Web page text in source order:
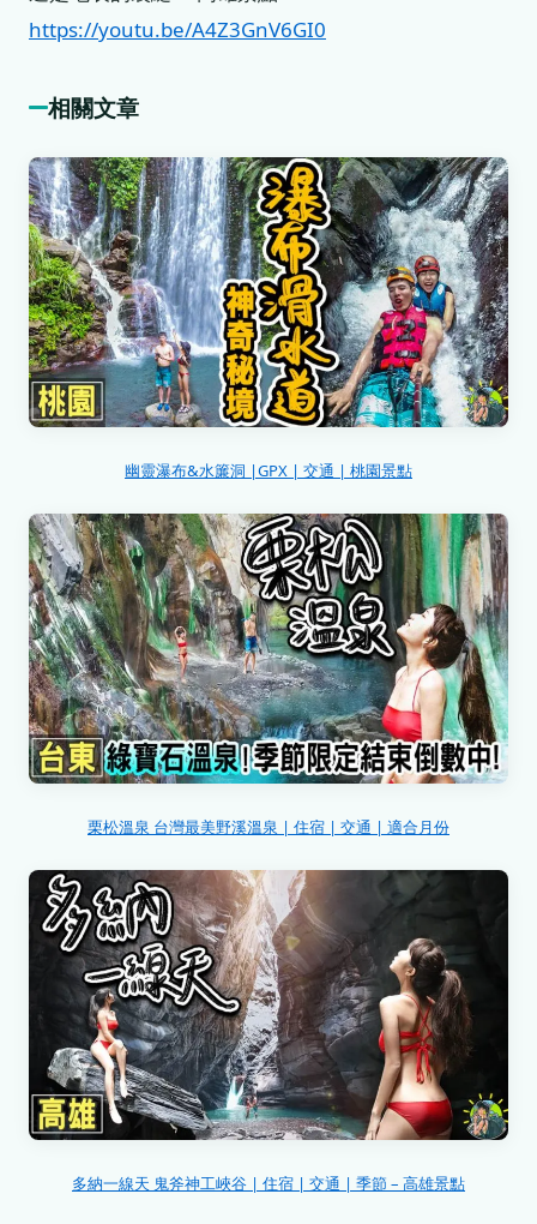
https://youtu.be/A4Z3GnV6GI0
相關文章
幽靈瀑布&水簾洞 |GPX | 交通 | 桃園景點
栗松溫泉 台灣最美野溪溫泉 | 住宿 | 交通 | 適合月份
多納一線天 鬼斧神工峽谷 | 住宿 | 交通 | 季節 – 高雄景點